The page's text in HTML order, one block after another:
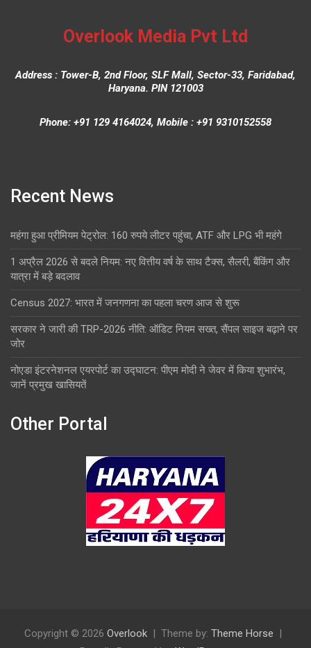
Overlook Media Pvt Ltd
Address : Tower-B, 2nd Floor, SLF Mall, Sector-33, Faridabad,
Haryana. PIN 121003
Phone: +91 129 4164024, Mobile : +91 9310152558
Recent News
महंगा हुआ प्रीमियम पेट्रोल: 160 रुपये लीटर पहुंचा, ATF और LPG भी महंगे
1 अप्रैल 2026 से बदले नियम: नए वित्तीय वर्ष के साथ टैक्स, सैलरी, बैंकिंग और
यात्रा में बड़े बदलाव
Census 2027: भारत में जनगणना का पहला चरण आज से शुरू
सरकार ने जारी की TRP-2026 नीति: ऑडिट नियम सख्त, सैंपल साइज बढ़ाने पर
जोर
नोएडा इंटरनेशनल एयरपोर्ट का उद्घाटन: पीएम मोदी ने जेवर में किया शुभारंभ,
जानें प्रमुख खासियतें
Other Portal
Copyright © 2026 Overlook Theme by: Theme Horse